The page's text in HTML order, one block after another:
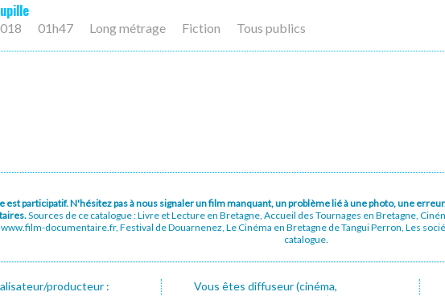
01h47 Long métrage Fiction Tous publics
est participatif. N'hésitez pas à nous signaler un film manquant, un problème lié à une photo, une
Sources de ce catalogue : Livre et Lecture en Bretagne, Accueil des Tournages en Bretagne,
documentaire.fr, Festival de Douarnenez, Le Cinéma en Bretagne de Tangui Perron, Les
catalogue.
producteur :
Vous êtes diffuseur (cinéma,